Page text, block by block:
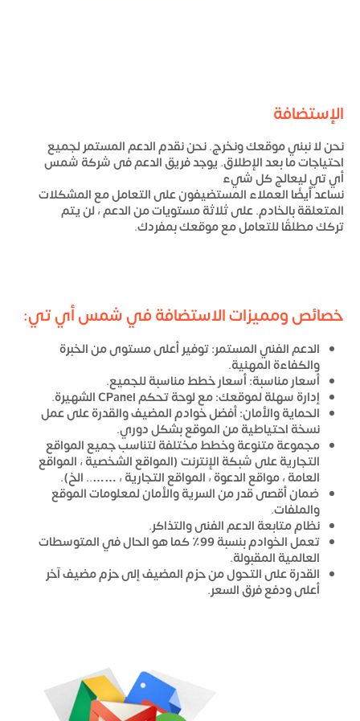
الإستضافة
نحن لا نبني موقعك ونخرج. نحن نقدم الدعم المستمر لجميع
احتياجات ما بعد الإطلاق. يوجد فريق الدعم فى شركة شمس
أي تي ليعالج كل شيء
نساعد أيضًا العملاء المستضيفون على التعامل مع المشكلات
المتعلقة بالخادم. على ثلاثة مستويات من الدعم ، لن يتم
تركك مطلقًا للتعامل مع موقعك بمفردك.
خصائص ومميزات الاستضافة في شمس أي تي:
الدعم الفني المستمر: توفير أعلى مستوى من الخبرة
والكفاءة المهنية.
أسعار مناسبة: أسعار خطط مناسبة للجميع.
إدارة سهلة لموقعك: مع لوحة تحكم CPanel الشهيرة.
الحماية والأمان: أفضل خوادم المضيف والقدرة على عمل
نسخة احتياطية من الموقع بشكل دوري.
مجموعة متنوعة وخطط مختلفة لتناسب جميع المواقع
التجارية على شبكة الإنترنت (المواقع الشخصية ، المواقع
العامة ، مواقع الدعوة ، المواقع التجارية ، …….. الخ).
ضمان أقصى قدر من السرية والأمان لمعلومات الموقع
والملفات.
نظام متابعة الدعم الفنى والتذاكر.
تعمل الخوادم بنسبة 99٪ كما هو الحال في المتوسطات
العالمية المقبولة.
القدرة على التحول من حزم المضيف إلى حزم مضيف آخر
أعلى ودفع فرق السعر.